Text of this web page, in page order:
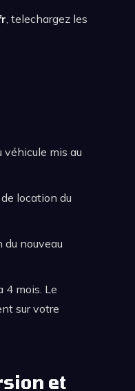
, telechargez les
véhicule mis au
location du
du nouveau
4 mois. Le
sur votre
et